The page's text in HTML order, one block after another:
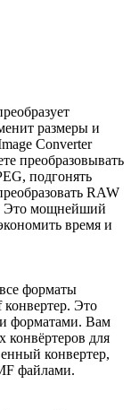
размеры и
Converter
преобразовывать
подгонять
RAW
Это мощнейший
время и
форматы
Это
форматами. Вам
конвёртеров для
конвертер,
файлами.